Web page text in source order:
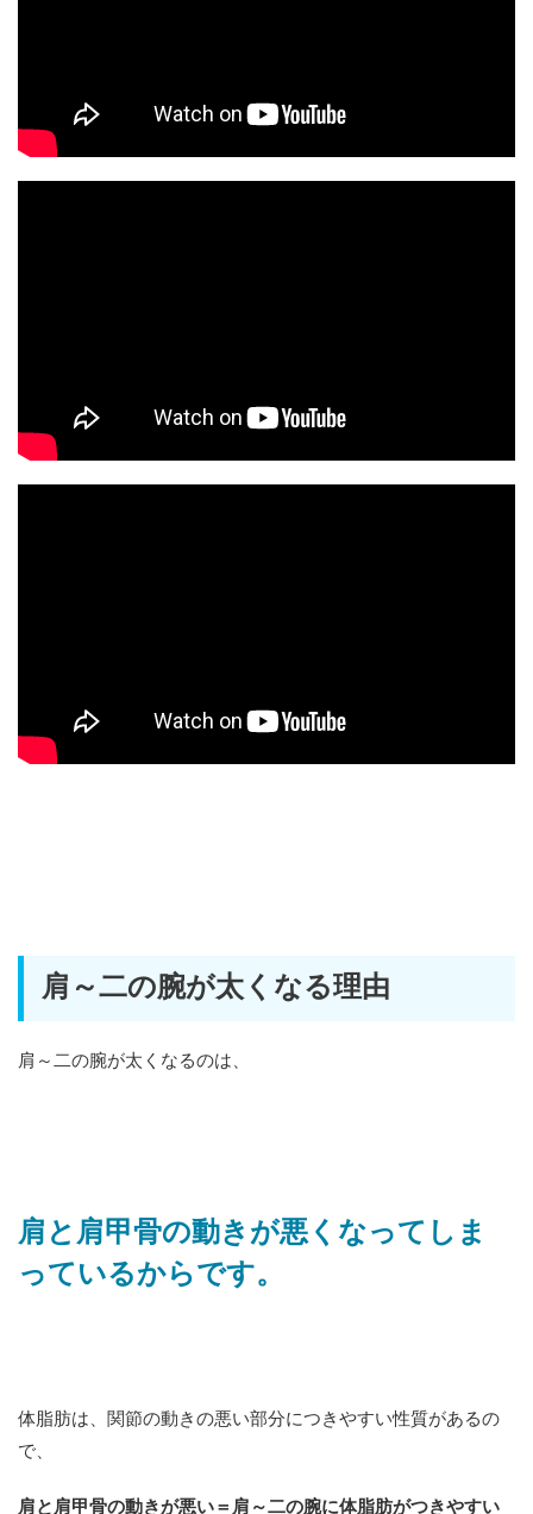
肩～二の腕が太くなる理由
肩～二の腕が太くなるのは、
肩と肩甲骨の動きが悪くなってしま
っているからです。
体脂肪は、関節の動きの悪い部分につきやすい性質があるの
で、
肩と肩甲骨の動きが悪い＝肩～二の腕に体脂肪がつきやすい